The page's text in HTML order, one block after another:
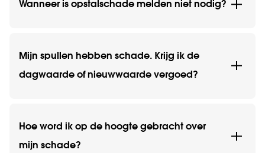
Wanneer is opstalschade melden niet nodig?
Mijn spullen hebben schade. Krijg ik de
dagwaarde of nieuwwaarde vergoed?
Hoe word ik op de hoogte gebracht over
mijn schade?